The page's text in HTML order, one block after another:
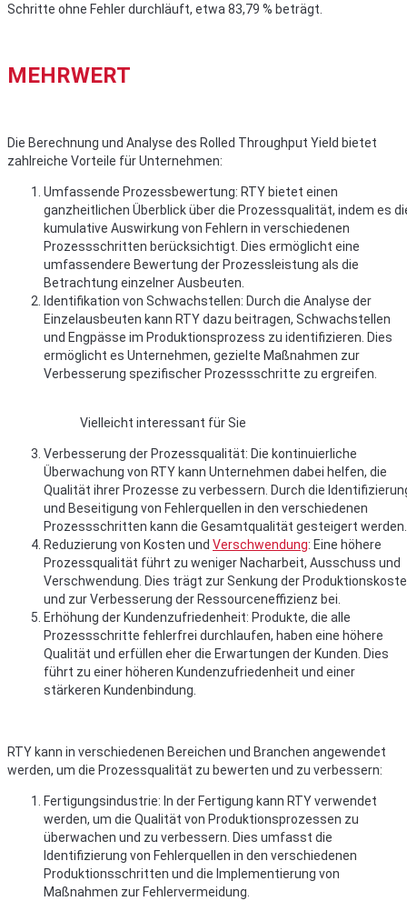
Schritte ohne Fehler durchläuft, etwa 83,79 % beträgt.
MEHRWERT
Die Berechnung und Analyse des Rolled Throughput Yield bietet
zahlreiche Vorteile für Unternehmen:
Umfassende Prozessbewertung: RTY bietet einen
ganzheitlichen Überblick über die Prozessqualität, indem es
kumulative Auswirkung von Fehlern in verschiedenen
Prozessschritten berücksichtigt. Dies ermöglicht eine
umfassendere Bewertung der Prozessleistung als die
Betrachtung einzelner Ausbeuten.
Identifikation von Schwachstellen: Durch die Analyse der
Einzelausbeuten kann RTY dazu beitragen, Schwachstellen
und Engpässe im Produktionsprozess zu identifizieren. Dies
ermöglicht es Unternehmen, gezielte Maßnahmen zur
Verbesserung spezifischer Prozessschritte zu ergreifen.
Vielleicht interessant für Sie
Verbesserung der Prozessqualität: Die kontinuierliche
Überwachung von RTY kann Unternehmen dabei helfen, die
Qualität ihrer Prozesse zu verbessern. Durch die
und Beseitigung von Fehlerquellen in den verschiedenen
Prozessschritten kann die Gesamtqualität gesteigert werden.
Reduzierung von Kosten und Verschwendung: Eine höhere
Prozessqualität führt zu weniger Nacharbeit, Ausschuss und
Verschwendung. Dies trägt zur Senkung der
und zur Verbesserung der Ressourceneffizienz bei.
Erhöhung der Kundenzufriedenheit: Produkte, die alle
Prozessschritte fehlerfrei durchlaufen, haben eine höhere
Qualität und erfüllen eher die Erwartungen der Kunden. Dies
führt zu einer höheren Kundenzufriedenheit und einer
stärkeren Kundenbindung.
RTY kann in verschiedenen Bereichen und Branchen angewendet
werden, um die Prozessqualität zu bewerten und zu verbessern:
Fertigungsindustrie: In der Fertigung kann RTY verwendet
werden, um die Qualität von Produktionsprozessen zu
überwachen und zu verbessern. Dies umfasst die
Identifizierung von Fehlerquellen in den verschiedenen
Produktionsschritten und die Implementierung von
Maßnahmen zur Fehlervermeidung.